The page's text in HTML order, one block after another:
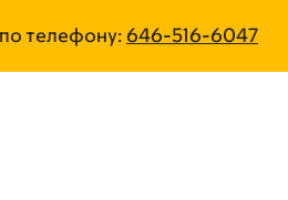
телефону: 646-516-6047